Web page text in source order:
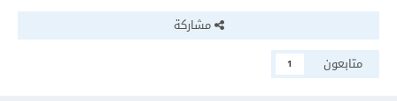
مشاركة
متابعون
1